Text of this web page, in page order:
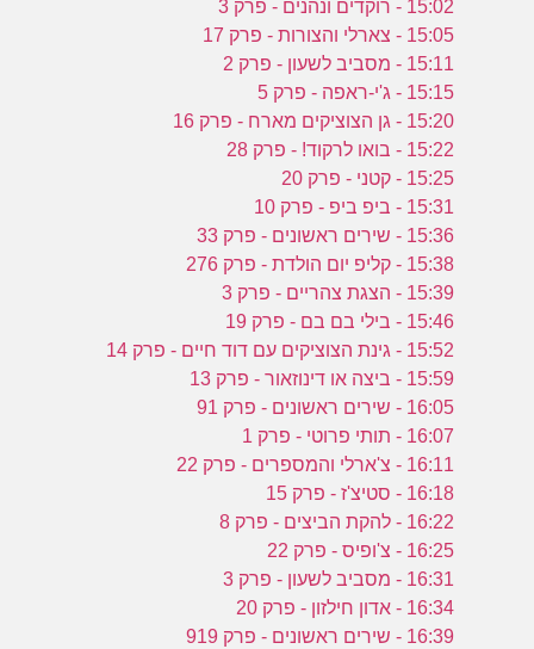
15:02 - רוקדים ונהנים - פרק 3
15:05 - צארלי והצורות - פרק 17
15:11 - מסביב לשעון - פרק 2
15:15 - ג'י-ראפה - פרק 5
15:20 - גן הצוציקים מארח - פרק 16
15:22 - בואו לרקוד! - פרק 28
15:25 - קטני - פרק 20
15:31 - ביפ ביפ - פרק 10
15:36 - שירים ראשונים - פרק 33
15:38 - קליפ יום הולדת - פרק 276
15:39 - הצגת צהריים - פרק 3
15:46 - בילי בם בם - פרק 19
15:52 - גינת הצוציקים עם דוד חיים - פרק 14
15:59 - ביצה או דינוזאור - פרק 13
16:05 - שירים ראשונים - פרק 91
16:07 - תותי פרוטי - פרק 1
16:11 - צ'ארלי והמספרים - פרק 22
16:18 - סטיצ'ז - פרק 15
16:22 - להקת הביצים - פרק 8
16:25 - צ'ופיס - פרק 22
16:31 - מסביב לשעון - פרק 3
16:34 - אדון חילזון - פרק 20
16:39 - שירים ראשונים - פרק 919